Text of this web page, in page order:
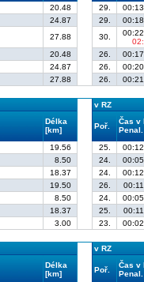
20.48 29.
24.87 29.
27.88 30.
20.48 26.
24.87 26.
27.88 26.
v RZ
Délka
[km]
Poř.
Čas v
Penal.
19.56 25.
8.50 24.
18.37 24.
19.50 26.
8.50 24.
18.37 25.
3.00 23.
v RZ
Délka
[km]
Poř.
Čas v
Penal.